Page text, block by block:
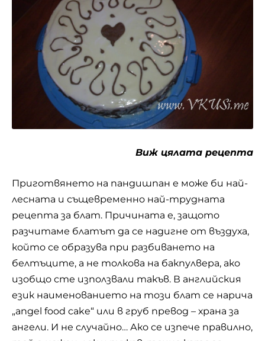
Виж цялата рецепта
Приготвянето на пандишпан е може би най-
лесната и същевременно най-трудната
рецепта за блат. Причината е, защото
разчитаме блатът да се надигне от въздуха,
който се образува при разбиването на
белтъците, а не толкова на бакпулвера, ако
език наименованието на този блат се нарича
ангели. И не случайно… Ако се изпече правилно,
той е нежен, лек и пухкав, точно като за
ангелска трапеза. Пандишпановия блат се
употребява широко в сладкарството. Той
служи за основа на много торти, кексове и
сладкиши. Блат от пандишпаново тесто
може да се приготви предварително и да се
замрази за период до 3 месеца.
5. Лесна бисквитена торта с шоколад